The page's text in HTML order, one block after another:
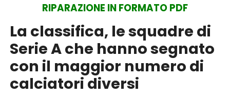
RIPARAZIONE IN FORMATO PDF
La classifica, le squadre di
Serie A che hanno segnato
con il maggior numero di
calciatori diversi